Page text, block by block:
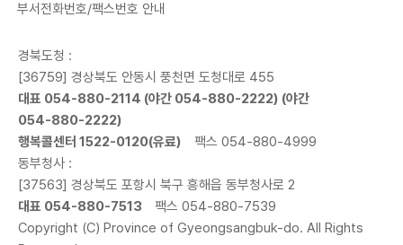
부서전화번호/팩스번호 안내
경북도청 :
[36759] 경상북도 안동시 풍천면 도청대로 455
대표 054-880-2114 (야간 054-880-2222) (야간
054-880-2222)
행복콜센터 1522-0120(유료)
팩스 054-880-4999
동부청사 :
[37563] 경상북도 포항시 북구 흥해읍 동부청사로 2
대표 054-880-7513
팩스 054-880-7539
Copyright (C) Province of Gyeongsangbuk-do. All Rights